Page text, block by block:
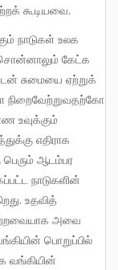
கூடியவை.
சொன்னாலும் கேட்க
சுமையை ஏற்றுக்
உவுக்கும்
எதிராக
பெரும் ஆடம்பர
நாடுகளின்
உதவித்
அவை
பொறுப்பில்
வங்கியின்